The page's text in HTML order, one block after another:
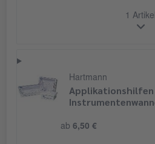
1 Artikel
Hartmann
ab 6,50 €